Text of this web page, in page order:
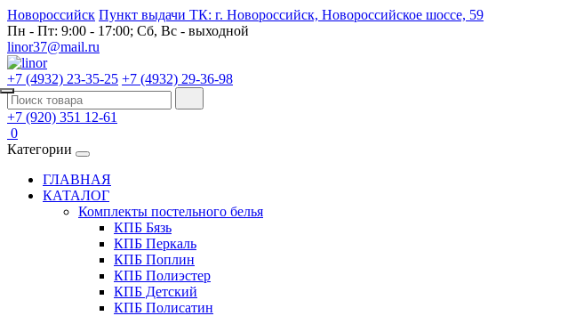
Новороссийск Пункт выдачи ТК: г. Новороссийск, Новороссийское шоссе, 59
Пн - Пт: 9:00 - 17:00; Сб, Вс - выходной
linor37@mail.ru
+7 (4932) 23-35-25 +7 (4932) 29-36-98
+7 (920) 351 12-61
0
Категории
ГЛАВНАЯ
КАТАЛОГ
Комплекты постельного белья
КПБ Бязь
КПБ Перкаль
КПБ Поплин
КПБ Полиэстер
КПБ Детский
КПБ Полисатин